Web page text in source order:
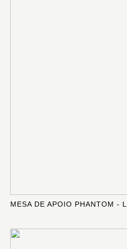
MESA DE APOIO PHANTOM - L